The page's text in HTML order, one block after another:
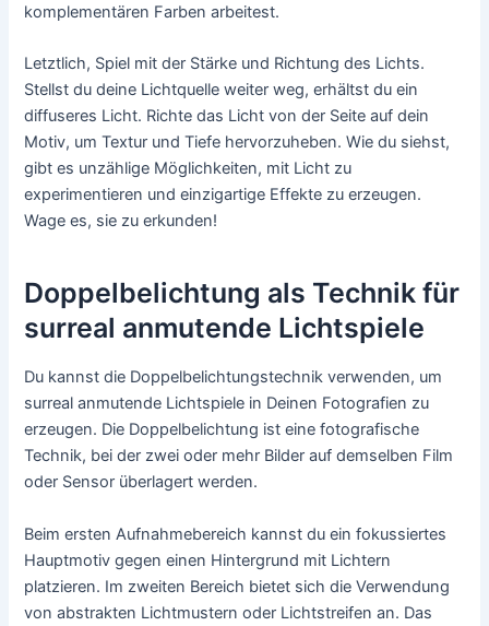
komplementären Farben arbeitest.
Letztlich, Spiel mit der Stärke und Richtung des Lichts.
Stellst du deine Lichtquelle weiter weg, erhältst du ein
diffuseres Licht. Richte das Licht von der Seite auf dein
Motiv, um Textur und Tiefe hervorzuheben. Wie du siehst,
gibt es unzählige Möglichkeiten, mit Licht zu
experimentieren und einzigartige Effekte zu erzeugen.
Wage es, sie zu erkunden!
Doppelbelichtung als Technik für
surreal anmutende Lichtspiele
Du kannst die Doppelbelichtungstechnik verwenden, um
surreal anmutende Lichtspiele in Deinen Fotografien zu
erzeugen. Die Doppelbelichtung ist eine fotografische
Technik, bei der zwei oder mehr Bilder auf demselben Film
oder Sensor überlagert werden.
Beim ersten Aufnahmebereich kannst du ein fokussiertes
Hauptmotiv gegen einen Hintergrund mit Lichtern
platzieren. Im zweiten Bereich bietet sich die Verwendung
von abstrakten Lichtmustern oder Lichtstreifen an. Das